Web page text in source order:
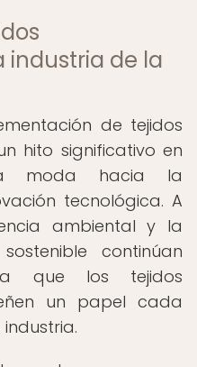
industria de la
de tejidos
hito significativo en
moda hacia la
tecnológica. A
ambiental y la
continúan
que los tejidos
un papel cada